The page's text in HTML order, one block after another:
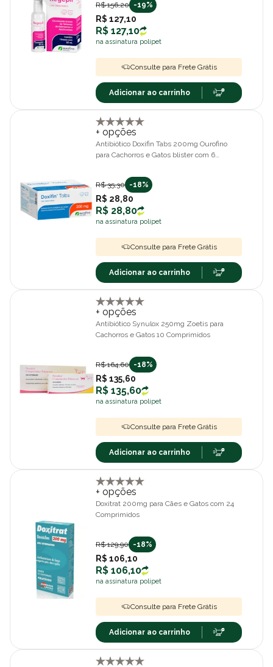
R$ 156,20 -19%
R$ 127,10
R$ 127,10
na assinatura polipet
Consulte para Frete Grátis
Adicionar ao carrinho
+ opções
Antibiótico Doxifin Tabs 200mg Ourofino
para Cachorros e Gatos blister com 6
R$ 35,30 -18%
R$ 28,80
R$ 28,80
na assinatura polipet
Consulte para Frete Grátis
Adicionar ao carrinho
+ opções
Antibiótico Synulox 250mg Zoetis para
Cachorros e Gatos 10 Comprimidos
R$ 164,60 -18%
R$ 135,60
R$ 135,60
na assinatura polipet
Consulte para Frete Grátis
Adicionar ao carrinho
+ opções
Doxitrat 200mg para Cães e Gatos com 24
Comprimidos
R$ 129,90 -18%
R$ 106,10
R$ 106,10
na assinatura polipet
Consulte para Frete Grátis
Adicionar ao carrinho